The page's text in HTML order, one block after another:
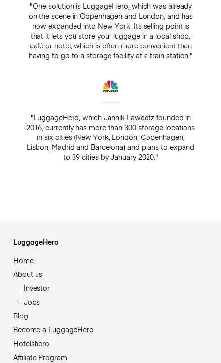
"One solution is LuggageHero, which was already
on the scene in Copenhagen and London, and has
now expanded into New York. Its selling point is
that it lets you store your luggage in a local shop,
café or hotel, which is often more convenient than
having to go to a storage facility at a train station."
"LuggageHero, which Jannik Lawaetz founded in
2016, currently has more than 300 storage locations
in six cities (New York, London, Copenhagen,
Lisbon, Madrid and Barcelona) and plans to expand
to 39 cities by January 2020."
LuggageHero
Home
About us
Investor
Jobs
Blog
Become a LuggageHero
Hotelshero
Affiliate Program